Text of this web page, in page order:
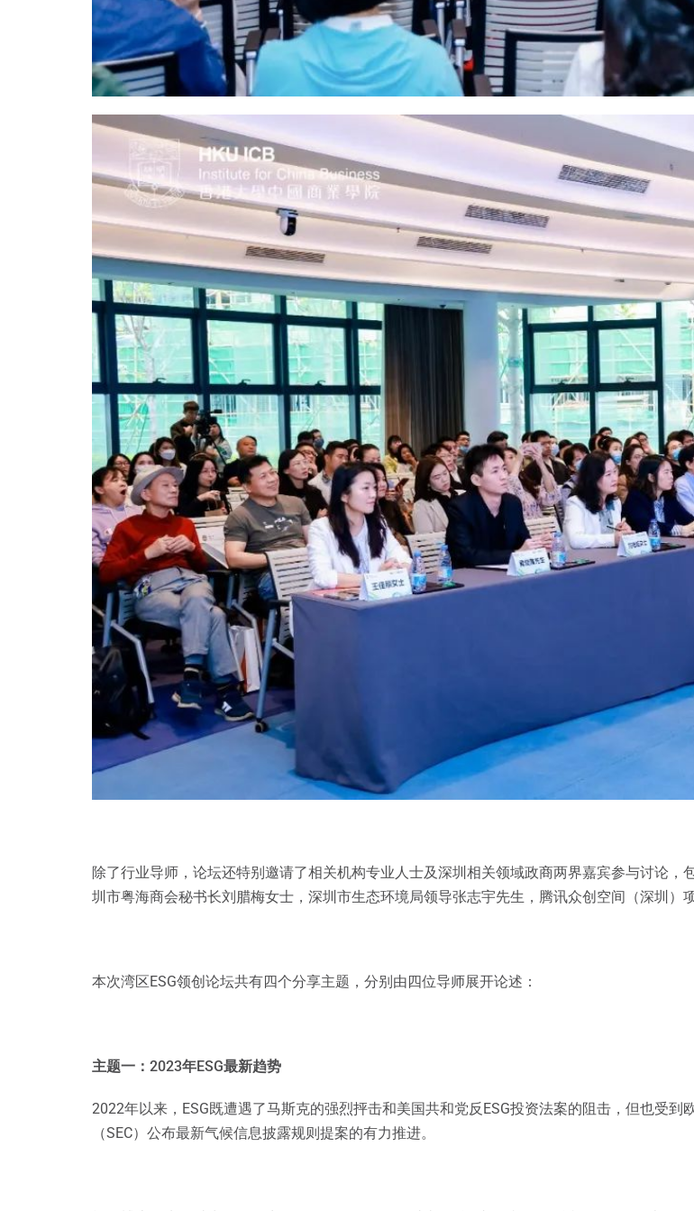
除了行业导师，论坛还特别邀请了相关机构专业人士及深圳相关领域政商两界嘉宾参与讨论
圳市粤海商会秘书长刘腊梅女士，深圳市生态环境局领导张志宇先生，腾讯众创空间（深圳）
本次湾区ESG领创论坛共有四个分享主题，分别由四位导师展开论述：
主题一：2023年ESG最新趋势
2022年以来，ESG既遭遇了马斯克的强烈抨击和美国共和党反ESG投资法案的阻击，但也受
（SEC）公布最新气候信息披露规则提案的有力推进。